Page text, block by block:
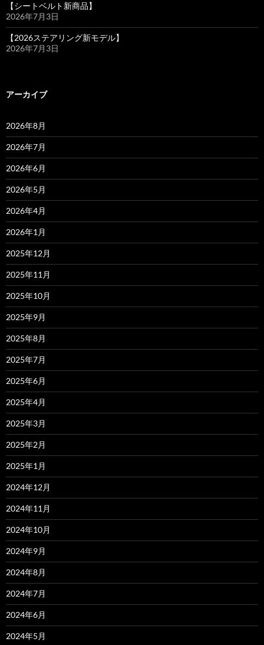
【シートベルト新商品】
2026年7月3日
【2026ステアリング新モデル】
2026年7月3日
アーカイブ
2026年8月
2026年7月
2026年6月
2026年5月
2026年4月
2026年1月
2025年12月
2025年11月
2025年10月
2025年9月
2025年8月
2025年7月
2025年6月
2025年4月
2025年3月
2025年2月
2025年1月
2024年12月
2024年11月
2024年10月
2024年9月
2024年8月
2024年7月
2024年6月
2024年5月